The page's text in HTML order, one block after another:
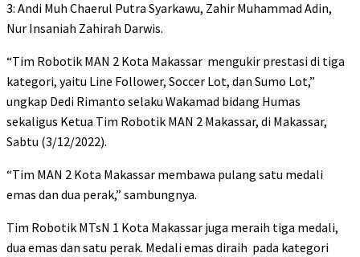
3: Andi Muh Chaerul Putra Syarkawu, Zahir Muhammad Adin,
Nur Insaniah Zahirah Darwis.
“Tim Robotik MAN 2 Kota Makassar mengukir prestasi di tiga
kategori, yaitu Line Follower, Soccer Lot, dan Sumo Lot,”
ungkap Dedi Rimanto selaku Wakamad bidang Humas
sekaligus Ketua Tim Robotik MAN 2 Makassar, di Makassar,
Sabtu (3/12/2022).
“Tim MAN 2 Kota Makassar membawa pulang satu medali
emas dan dua perak,” sambungnya.
Tim Robotik MTsN 1 Kota Makassar juga meraih tiga medali,
dua emas dan satu perak. Medali emas diraih pada kategori